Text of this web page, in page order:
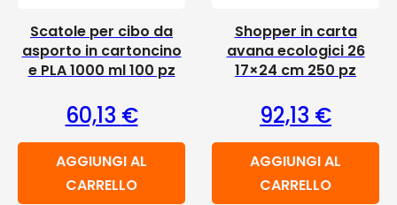
Scatole per cibo da
asporto in cartoncino
e PLA 1000 ml 100 pz
60,13 €
AGGIUNGI AL
CARRELLO
Shopper in carta
avana ecologici 26
17×24 cm 250 pz
92,13 €
AGGIUNGI AL
CARRELLO